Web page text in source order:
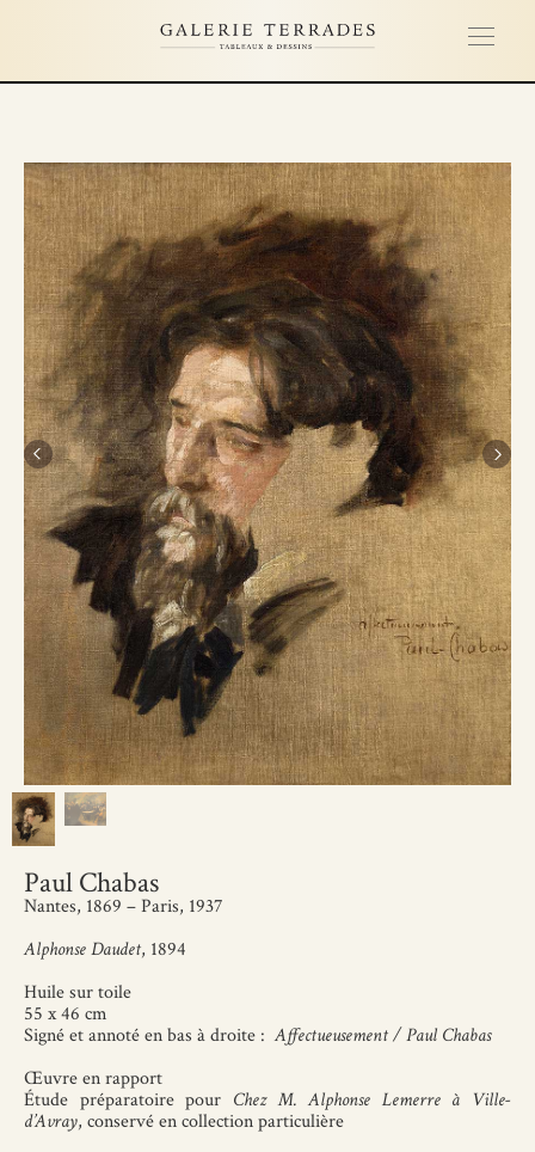
Paul Chabas
Nantes, 1869 – Paris, 1937
Alphonse Daudet, 1894
Huile sur toile
55 x 46 cm
Signé et annoté en bas à droite :Affectueusement / Paul Chabas
Œuvre en rapport
Étude préparatoire pour Chez M. Alphonse Lemerre à Ville-
d’Avray, conservé en collection particulière